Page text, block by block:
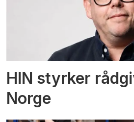
HIN styrker
Norge